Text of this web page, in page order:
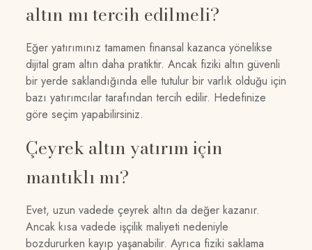
altın mı tercih edilmeli?
Eğer yatırımınız tamamen finansal kazanca yönelikse
dijital gram altın daha pratiktir. Ancak fiziki altın güvenli
bir yerde saklandığında elle tutulur bir varlık olduğu için
bazı yatırımcılar tarafından tercih edilir. Hedefinize
göre seçim yapabilirsiniz.
Çeyrek altın yatırım için
mantıklı mı?
Evet, uzun vadede çeyrek altın da değer kazanır.
Ancak kısa vadede işçilik maliyeti nedeniyle
bozdururken kayıp yaşanabilir. Ayrıca fiziki saklama